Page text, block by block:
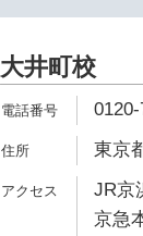
大井町校
東京
JR京
京急